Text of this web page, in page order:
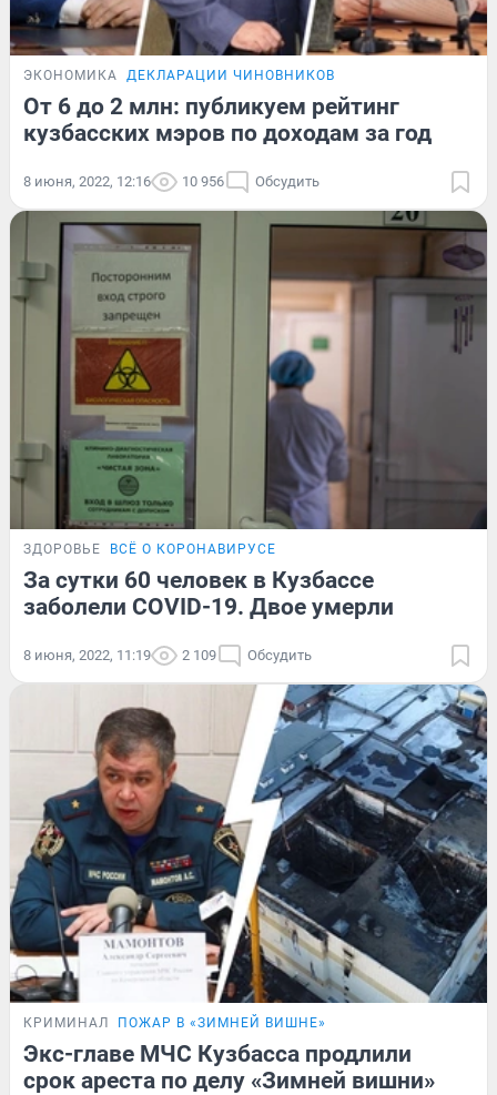
ЭКОНОМИКА ДЕКЛАРАЦИИ ЧИНОВНИКОВ
От 6 до 2 млн: публикуем рейтинг
кузбасских мэров по доходам за год
8 июня, 2022, 12:16 10 956 Обсудить
ЗДОРОВЬЕ ВСЁ О КОРОНАВИРУСЕ
За сутки 60 человек в Кузбассе
заболели COVID-19. Двое умерли
8 июня, 2022, 11:19 2 109 Обсудить
КРИМИНАЛ ПОЖАР В «ЗИМНЕЙ ВИШНЕ»
Экс-главе МЧС Кузбасса продлили
срок ареста по делу «Зимней вишни»